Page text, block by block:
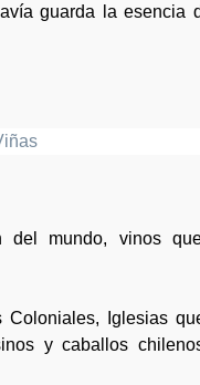
guarda la esencia
del mundo, vinos
Iglesias
y caballos